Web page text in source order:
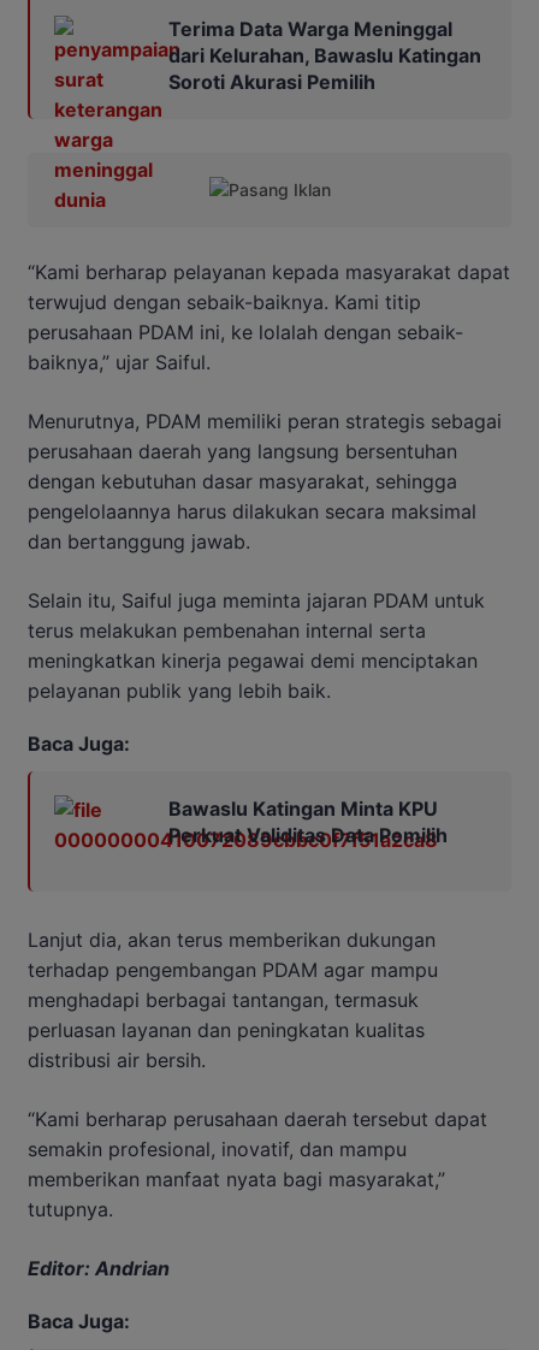
Terima Data Warga Meninggal
dari Kelurahan, Bawaslu Katingan
Soroti Akurasi Pemilih
“Kami berharap pelayanan kepada masyarakat dapat
terwujud dengan sebaik-baiknya. Kami titip
perusahaan PDAM ini, ke lolalah dengan sebaik-
baiknya,” ujar Saiful.
Menurutnya, PDAM memiliki peran strategis sebagai
perusahaan daerah yang langsung bersentuhan
dengan kebutuhan dasar masyarakat, sehingga
pengelolaannya harus dilakukan secara maksimal
dan bertanggung jawab.
Selain itu, Saiful juga meminta jajaran PDAM untuk
terus melakukan pembenahan internal serta
meningkatkan kinerja pegawai demi menciptakan
pelayanan publik yang lebih baik.
Baca Juga:
Bawaslu Katingan Minta KPU
Perkuat Validitas Data Pemilih
Lanjut dia, akan terus memberikan dukungan
terhadap pengembangan PDAM agar mampu
menghadapi berbagai tantangan, termasuk
perluasan layanan dan peningkatan kualitas
distribusi air bersih.
“Kami berharap perusahaan daerah tersebut dapat
semakin profesional, inovatif, dan mampu
memberikan manfaat nyata bagi masyarakat,”
tutupnya.
Editor: Andrian
Baca Juga: